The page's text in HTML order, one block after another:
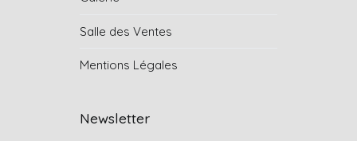
Salle des Ventes
Mentions Légales
Newsletter